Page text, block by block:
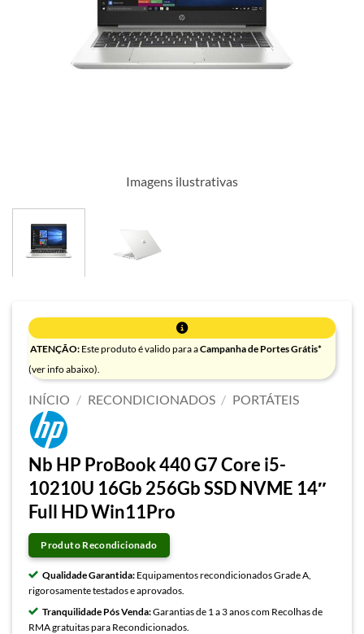
Imagens ilustrativas
ATENÇÃO: Este produto é valido para aCampanha de Portes Grátis*
(ver info abaixo).
INÍCIO / RECONDICIONADOS / PORTÁTEIS
Nb HP ProBook 440 G7 Core i5-
10210U 16Gb 256Gb SSD NVME 14″
Full HD Win11Pro
Produto Recondicionado
Qualidade Garantida: Equipamentos recondicionados Grade A,
rigorosamente testados e aprovados.
Tranquilidade Pós Venda:Garantias de 1 a 3 anos com Recolhas de
RMA gratuitas para Recondicionados.